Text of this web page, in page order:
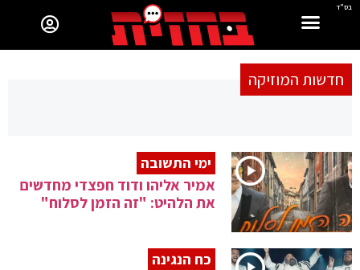
בס"ד
חדשות המוזיקה
ימי התשובה
אמיר אליהו ודוד חפצדי מחדשים
את הלהיט: "זה הזמן לסלוח"
כח הנגינה